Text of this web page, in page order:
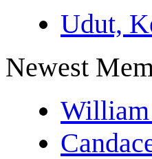
Udut,
Newest
William